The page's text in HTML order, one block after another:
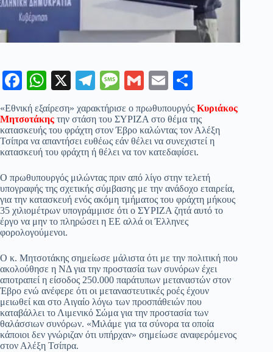
Fa
ce
bo
ok
W
ha
ts
A
pp
X
Te
le
gr
a
m
M
es
sa
ge
G
m
ail
E
ail
οι
ρ
α
στ
εί
τε
«Εθνική εξαίρεση» χαρακτήρισε ο πρωθυπουργός Κυριάκος
Μητσοτάκης την στάση του ΣΥΡΙΖΑ στο θέμα της
κατασκευής του φράχτη στον Έβρο καλώντας τον Αλέξη
Τσίπρα να απαντήσει ευθέως εάν θέλει να συνεχιστεί η
κατασκευή του φράχτη ή θέλει να τον κατεδαφίσει.
Ο πρωθυπουργός μιλώντας πριν από λίγο στην τελετή
υπογραφής της σχετικής σύμβασης με την ανάδοχο εταιρεία,
για την κατασκευή ενός ακόμη τμήματος του φράχτη μήκους
35 χιλιομέτρων υπογράμμισε ότι ο ΣΥΡΙΖΑ ζητά αυτό το
έργο να μην το πληρώσει η ΕΕ αλλά οι Έλληνες
φορολογούμενοι.
Ο κ. Μητσοτάκης σημείωσε μάλιστα ότι με την πολιτική που
ακολούθησε η ΝΔ για την προστασία των συνόρων έχει
αποτραπεί η είσοδος 250.000 παράτυπων μεταναστών στον
Έβρο ενώ ανέφερε ότι οι μεταναστευτικές ροές έχουν
μειωθεί και στο Αιγαίο λόγω των προσπάθειών που
καταβάλλει το Λιμενικό Σώμα για την προστασία των
θαλάσσιων συνόρων. «Μιλάμε για τα σύνορα τα οποία
κάποιοι δεν γνώριζαν ότι υπήρχαν» σημείωσε αναφερόμενος
στον Αλέξη Τσίπρα.